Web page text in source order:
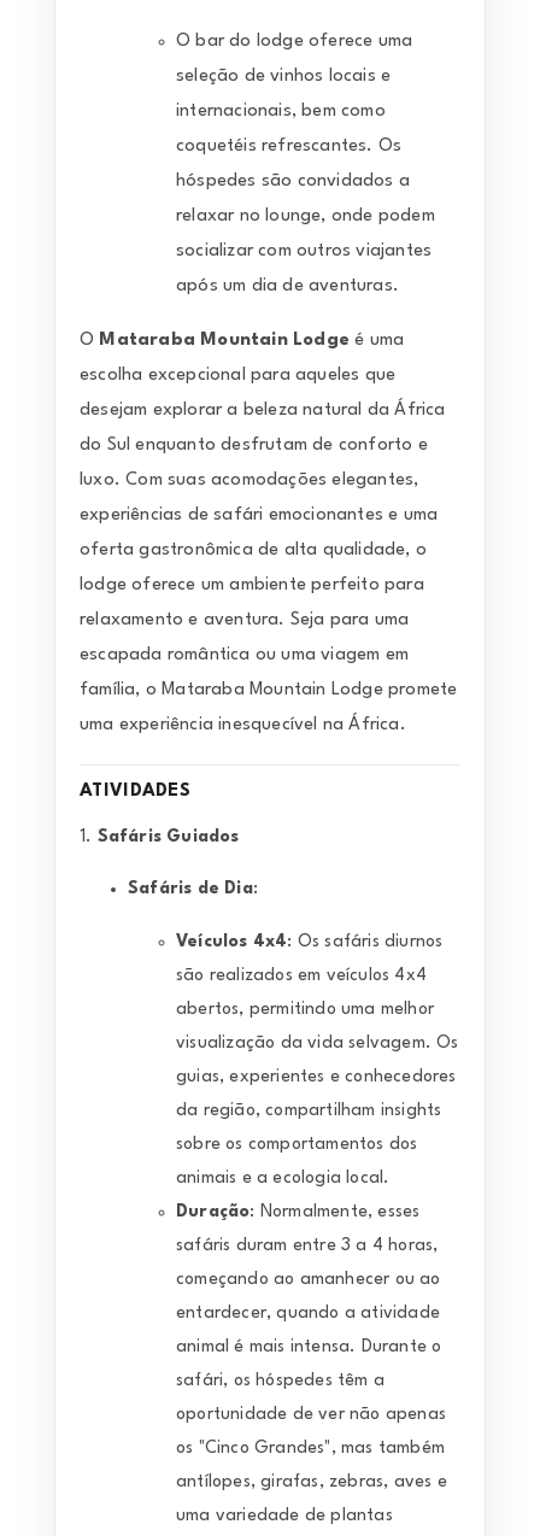
O bar do lodge oferece uma
seleção de vinhos locais e
internacionais, bem como
coquetéis refrescantes. Os
hóspedes são convidados a
relaxar no lounge, onde podem
socializar com outros viajantes
após um dia de aventuras.
O Mataraba Mountain Lodge é uma
escolha excepcional para aqueles que
desejam explorar a beleza natural da África
do Sul enquanto desfrutam de conforto e
luxo. Com suas acomodações elegantes,
experiências de safári emocionantes e uma
oferta gastronômica de alta qualidade, o
lodge oferece um ambiente perfeito para
relaxamento e aventura. Seja para uma
escapada romântica ou uma viagem em
família, o Mataraba Mountain Lodge promete
uma experiência inesquecível na África.
ATIVIDADES
1. Safáris Guiados
Safáris de Dia:
Veículos 4x4: Os safáris diurnos
são realizados em veículos 4x4
abertos, permitindo uma melhor
visualização da vida selvagem. Os
guias, experientes e conhecedores
da região, compartilham insights
sobre os comportamentos dos
animais e a ecologia local.
Duração: Normalmente, esses
safáris duram entre 3 a 4 horas,
começando ao amanhecer ou ao
entardecer, quando a atividade
animal é mais intensa. Durante o
safári, os hóspedes têm a
oportunidade de ver não apenas
os "Cinco Grandes", mas também
antílopes, girafas, zebras, aves e
uma variedade de plantas